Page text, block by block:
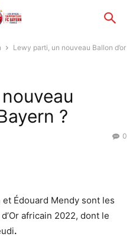
Lewy parti, un nouveau Ballon d’or
?
0
et Édouard Mendy sont les
africain 2022, dont le
.